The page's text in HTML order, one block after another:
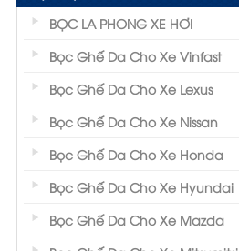
BỌC LA PHONG XE HƠI
Bọc Ghế Da Cho Xe Vinfast
Bọc Ghế Da Cho Xe Lexus
Bọc Ghế Da Cho Xe Nissan
Bọc Ghế Da Cho Xe Honda
Bọc Ghế Da Cho Xe Hyundai
Bọc Ghế Da Cho Xe Mazda